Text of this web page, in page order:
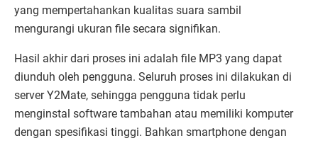
yang mempertahankan kualitas suara sambil
mengurangi ukuran file secara signifikan.
Hasil akhir dari proses ini adalah file MP3 yang dapat
diunduh oleh pengguna. Seluruh proses ini dilakukan di
server Y2Mate, sehingga pengguna tidak perlu
menginstal software tambahan atau memiliki komputer
dengan spesifikasi tinggi. Bahkan smartphone dengan